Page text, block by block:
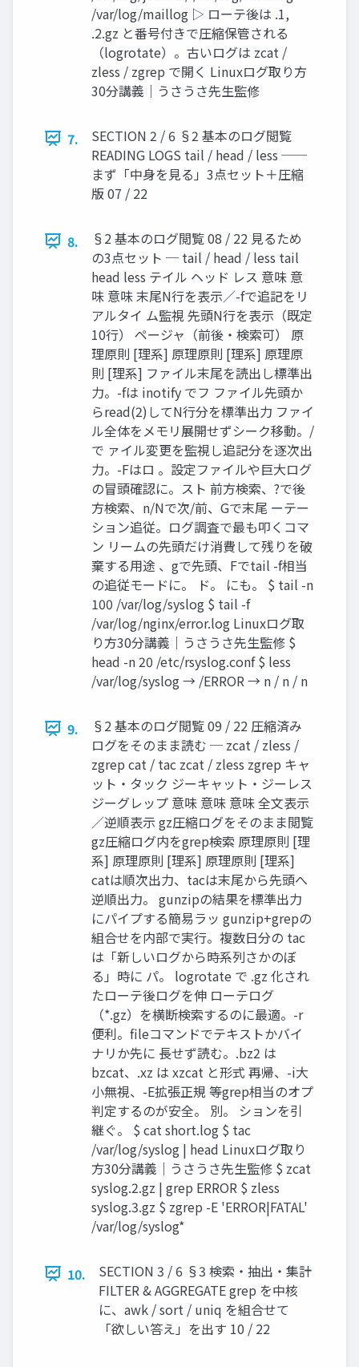
/var/log/maillog ▷ ローテ後は .1,
.2.gz と番号付きで圧縮保管される
（logrotate）。古いログは zcat /
zless / zgrep で開く Linuxログ取り方
30分講義｜うさうさ先生監修
7.
SECTION 2 / 6 §2 基本のログ閲覧
READING LOGS tail / head / less ──
まず「中身を見る」3点セット＋圧縮
版 07 / 22
8.
§2 基本のログ閲覧 08 / 22 見るため
の3点セット ─ tail / head / less tail
head less テイル ヘッド レス 意味 意
味 意味 末尾N行を表示／-fで追記をリ
アルタイ ム監視 先頭N行を表示（既定
10行） ページャ（前後・検索可） 原
理原則 [理系] 原理原則 [理系] 原理原
則 [理系] ファイル末尾を読出し標準出
力。-fは inotify でフ ファイル先頭か
らread(2)してN行分を標準出力 ファイ
ル全体をメモリ展開せずシーク移動。/
で ァイル変更を監視し追記分を逐次出
力。-Fはロ 。設定ファイルや巨大ログ
の冒頭確認に。スト 前方検索、?で後
方検索、n/Nで次/前、Gで末尾 ーテー
ション追従。ログ調査で最も叩くコマ
ン リームの先頭だけ消費して残りを破
棄する用途 、gで先頭、Fでtail -f相当
の追従モードに。 ド。 にも。 $ tail -n
100 /var/log/syslog $ tail -f
/var/log/nginx/error.log Linuxログ取
り方30分講義｜うさうさ先生監修 $
head -n 20 /etc/rsyslog.conf $ less
/var/log/syslog → /ERROR → n / n / n
9.
§2 基本のログ閲覧 09 / 22 圧縮済み
ログをそのまま読む ─ zcat / zless /
zgrep cat / tac zcat / zless zgrep キャ
ット・タック ジーキャット・ジーレス
ジーグレップ 意味 意味 意味 全文表示
／逆順表示 gz圧縮ログをそのまま閲覧
gz圧縮ログ内をgrep検索 原理原則 [理
系] 原理原則 [理系] 原理原則 [理系]
catは順次出力、tacは末尾から先頭へ
逆順出力。 gunzipの結果を標準出力
にパイプする簡易ラッ gunzip+grepの
組合せを内部で実行。複数日分の tac
は「新しいログから時系列さかのぼ
る」時に パ。 logrotate で .gz 化され
たローテ後ログを伸 ローテログ
（*.gz）を横断検索するのに最適。-r
便利。fileコマンドでテキストかバイ
ナリか先に 長せず読む。.bz2 は
bzcat、.xz は xzcat と形式 再帰、-i大
小無視、-E拡張正規 等grep相当のオプ
判定するのが安全。 別。 ションを引
継ぐ。 $ cat short.log $ tac
/var/log/syslog | head Linuxログ取り
方30分講義｜うさうさ先生監修 $ zcat
syslog.2.gz | grep ERROR $ zless
syslog.3.gz $ zgrep -E 'ERROR|FATAL'
/var/log/syslog*
10.
SECTION 3 / 6 §3 検索・抽出・集計
FILTER & AGGREGATE grep を中核
に、awk / sort / uniq を組合せて
「欲しい答え」を出す 10 / 22